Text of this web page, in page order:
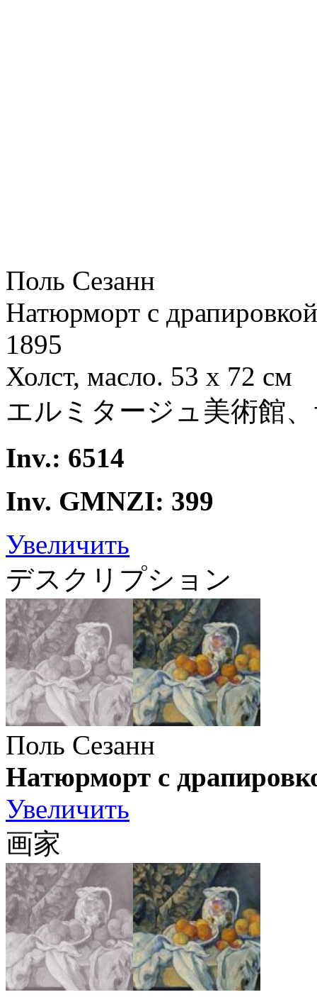
Поль Сезанн
Натюрморт с драпировкой
1895
Холст, масло. 53 x 72 см
エルミタージュ美術館
Inv.: 6514
Inv. GMNZI: 399
Увеличить
デスクリプション
Поль Сезанн
Натюрморт с
Увеличить
画家